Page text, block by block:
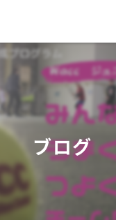
ブログ